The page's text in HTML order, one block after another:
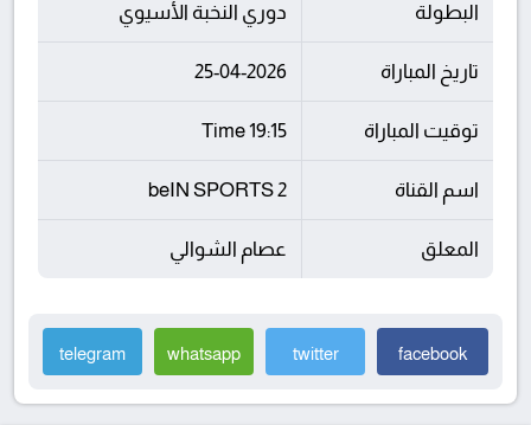
البطولة دوري النخبة الأسيوي
تاريخ المباراة 25-04-2026
توقيت المباراة 19:15 Time
اسم القناة beIN SPORTS 2
المعلق عصام الشوالي
facebook
twitter
whatsapp
telegram